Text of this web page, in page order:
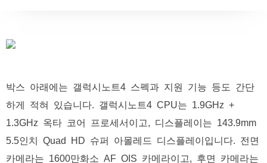
박스 아래에는 갤럭시노트4 스펙과 지원 기능 등도 간단
하게 적혀 있습니다. 갤럭시노트4 CPU는 1.9GHz +
1.3GHz 옥타 코어 프로세서이고, 디스플레이는 143.9mm
5.5인치 Quad HD 슈퍼 아몰레드 디스플레이입니다. 전면
카메라는 1600만화소 AF OIS 카메라이고, 후면 카메라는